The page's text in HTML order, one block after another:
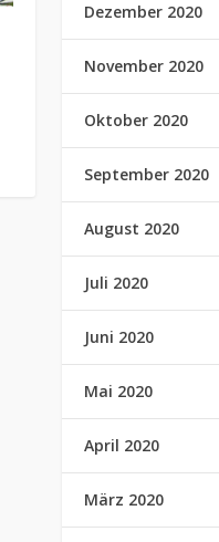
Dezember 2020
November 2020
Oktober 2020
September 2020
August 2020
Juli 2020
Juni 2020
Mai 2020
April 2020
März 2020